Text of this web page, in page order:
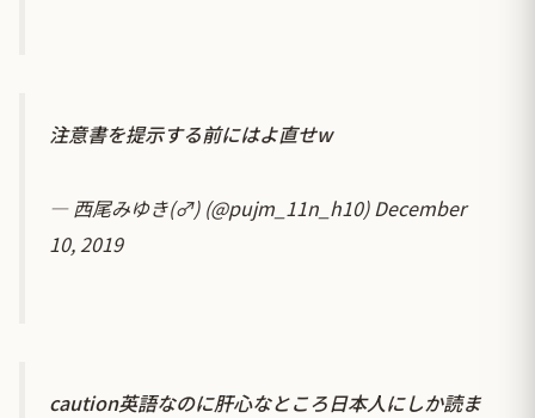
注意書を提示する前にはよ直せw
— 西尾みゆき(♂) (@pujm_11n_h10)December
10, 2019
caution英語なのに肝心なところ日本人にしか読ま